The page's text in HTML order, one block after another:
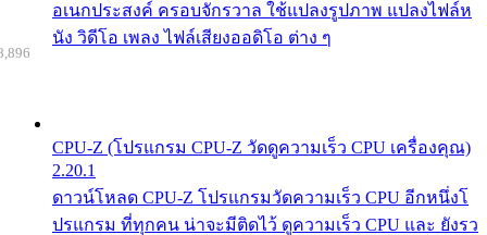
อเนกประสงค์ ครอบจักรวาล ใช้แปลงรูปภาพ แปลงไฟล์ห
นัง วิดีโอ เพลง ไฟล์เสียงออดิโอ ต่าง ๆ
CPU-Z (โปรแกรม CPU-Z วัดดูความเร็ว CPU เครื่องคุณ)
2.20.1
ดาวน์โหลด CPU-Z โปรแกรมวัดความเร็ว CPU อีกหนึ่งโ
ปรแกรม ที่ทุกคน น่าจะมีติดไว้ ดูความเร็ว CPU และ ยังรว